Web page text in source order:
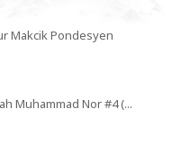
Makcik Pondesyen
Muhammad Nor #4 (...